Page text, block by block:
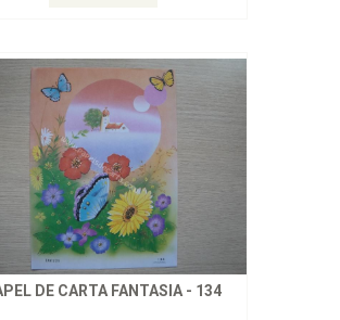
DE CARTA FANTASIA - 134